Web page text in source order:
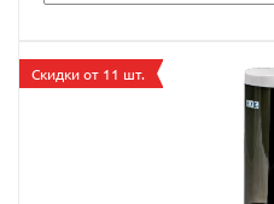
Скидки от 11 шт.